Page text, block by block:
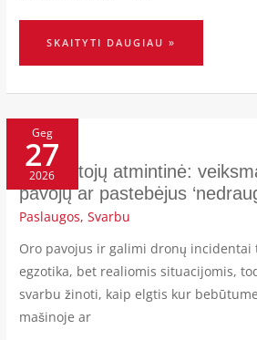
SKAITYTI DAUGIAU »
Geg
27
2026
Darbuotojų atmintinė:
pavojų ar pastebėjus
Paslaugos,Svarbu
Oro pavojus ir galimi dronų incidentai
egzotika, bet realiomis situacijomis,
svarbu žinoti, kaip elgtis kur
mašinoje ar
DARBUOTOJŲ
ATMINTINĖ:
VEIKSMAI
PASKELBUS
ORO
PAVOJŲ
AR
PASTEBĖJUS
‘NEDRAUGIŠKĄ’
DRONĄ